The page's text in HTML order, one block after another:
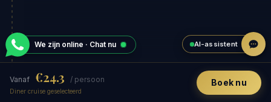
Vanaf €24.3 / persoon
Diner cruise geselecteerd
Boek nu
We zijn online · Chat nu AI-assistent